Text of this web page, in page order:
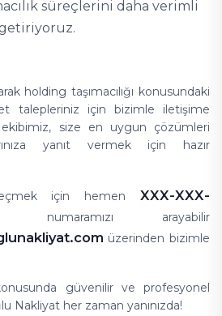
süreçlerini daha verimli
holding taşımacılığı konusundaki
talepleriniz için bizimle iletişime
size en uygun çözümleri
yanıt vermek için hazır
için hemen XXX-XXX-
arayabilir
üzerinden bizimle
güvenilir ve profesyonel
Nakliyat her zaman yanınızda!